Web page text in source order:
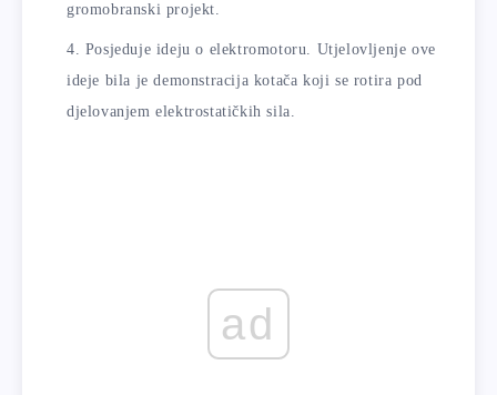
gromobranski projekt.
Posjeduje ideju o elektromotoru. Utjelovljenje ove
ideje bila je demonstracija kotača koji se rotira pod
djelovanjem elektrostatičkih sila.
ad